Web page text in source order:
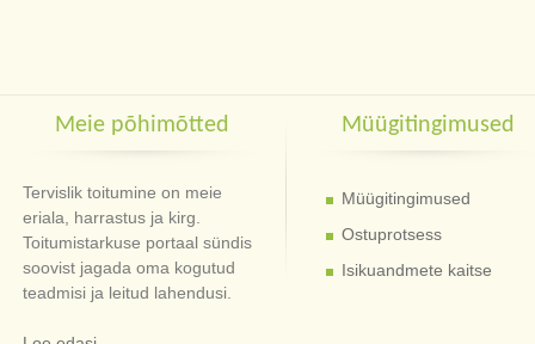
Meie põhimõtted
Tervislik toitumine on meie
eriala, harrastus ja kirg.
Toitumistarkuse portaal sündis
soovist jagada oma kogutud
teadmisi ja leitud lahendusi.
Müügitingimused
Müügitingimused
Ostuprotsess
Isikuandmete kaitse